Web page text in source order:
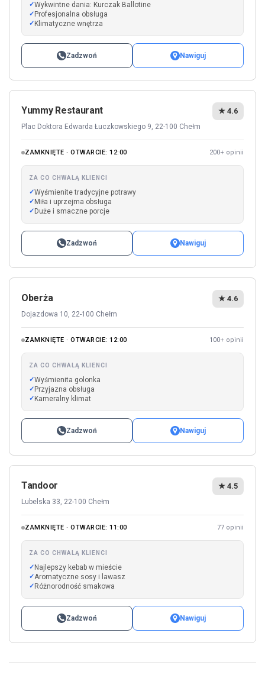
Wykwintne dania: Kurczak Ballotine
Profesjonalna obsługa
Klimatyczne wnętrza
Zadzwoń Nawiguj
Yummy Restaurant
Plac Doktora Edwarda Łuczkowskiego 9, 22-100 Chełm
★ 4.6
ZAMKNIĘTE · OTWARCIE: 12:00 200+ opinii
ZA CO CHWALĄ KLIENCI
Wyśmienite tradycyjne potrawy
Miła i uprzejma obsługa
Duże i smaczne porcje
Zadzwoń Nawiguj
Oberża
Dojazdowa 10, 22-100 Chełm
★ 4.6
ZAMKNIĘTE · OTWARCIE: 12:00 100+ opinii
ZA CO CHWALĄ KLIENCI
Wyśmienita golonka
Przyjazna obsługa
Kameralny klimat
Zadzwoń Nawiguj
Tandoor
Lubelska 33, 22-100 Chełm
★ 4.5
ZAMKNIĘTE · OTWARCIE: 11:00 77 opinii
ZA CO CHWALĄ KLIENCI
Najlepszy kebab w mieście
Aromatyczne sosy i lawasz
Różnorodność smakowa
Zadzwoń Nawiguj